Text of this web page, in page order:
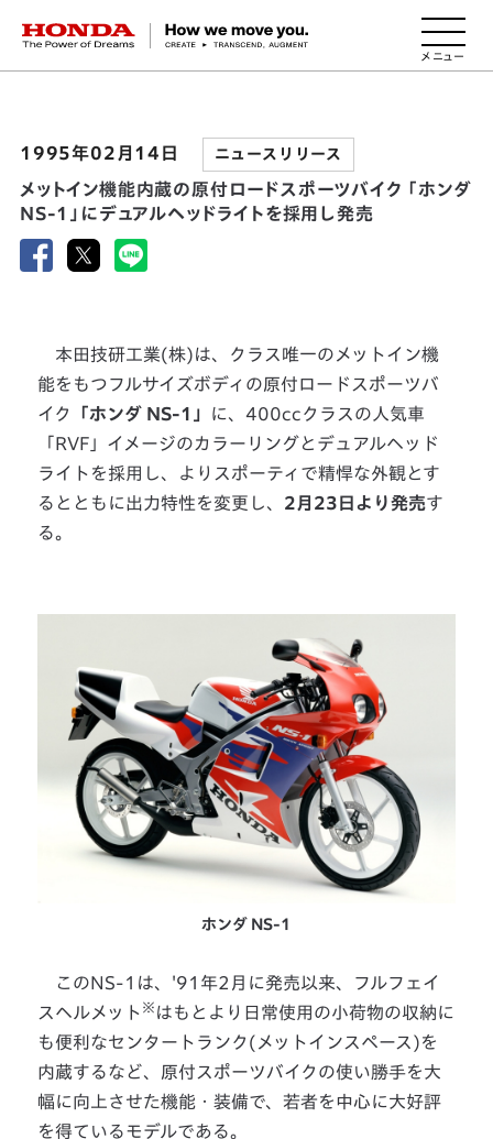
HONDA The Power of Dreams
1995年02月14日 ニュースリリース
メットイン機能内蔵の原付ロードスポーツバイク 「ホンダ
NS-1」にデュアルヘッドライトを採用し発売
本田技研工業(株)は、クラス唯一のメットイン機
能をもつフルサイズボディの原付ロードスポーツバ
イク
「ホンダ NS-1」
に、400ccクラスの人気車
「RVF」イメージのカラーリングとデュアルヘッド
ライトを採用し、よりスポーティで精悍な外観とす
るとともに出力特性を変更し、 2月23日より発売す
る。
ホンダ NS-1
このNS-1は、'91年2月に発売以来、フルフェイ
スヘルメット ※ はもとより日常使用の小荷物の収納に
も便利なセンタートランク(メットインスペース)を
内蔵するなど、原付スポーツバイクの使い勝手を大
幅に向上させた機能・装備で、若者を中心に大好評
を得ているモデルである。